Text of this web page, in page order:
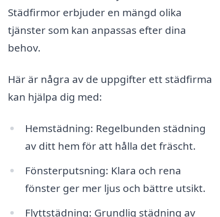
Städfirmor erbjuder en mängd olika
tjänster som kan anpassas efter dina
behov.
Här är några av de uppgifter ett städfirma
kan hjälpa dig med:
Hemstädning: Regelbunden städning
av ditt hem för att hålla det fräscht.
Fönsterputsning: Klara och rena
fönster ger mer ljus och bättre utsikt.
Flyttstädning: Grundlig städning av